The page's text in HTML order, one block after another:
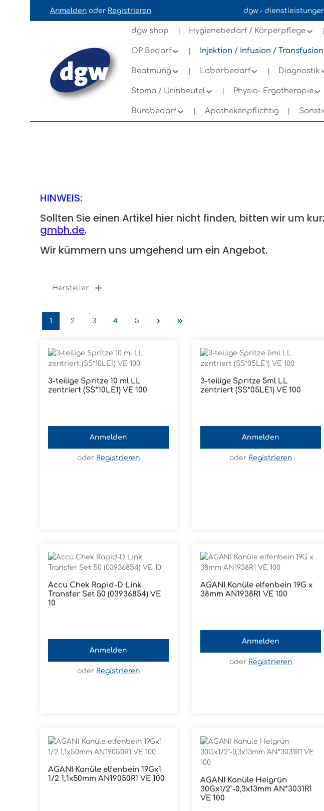
springen Zur Navigation der B2B-Plattform springen
Anmelden oder Registrieren dgw -
dgw shop Hygienebedarf / Körperpflege
OP Bedarf Injektion / Infusion / Transfusion
Beatmung Laborbedarf Diagnostik
Stoma / Urinbeutel Physio- Ergotherapie
Bürobedarf Apothekenpflichtig
HINWEIS:
Sollten Sie einen Artikel hier nicht finden, bitten wir um
gmbh.de.
Wir kümmern uns umgehend um ein Angebot.
Hersteller
Seite
1
Seite
2
Seite
3
Seite
4
Seite
5
3-teilige Spritze 10 ml LL
zentriert (SS*10LE1) VE 100
Anmelden
oder Registrieren
3-teilige Spritze 5ml LL
zentriert (SS*05LE1) VE 100
Anmelden
oder Registrieren
Accu Chek Rapid-D Link
Transfer Set 50 (03936854) VE
10
Anmelden
oder Registrieren
AGANI Kanüle elfenbein 19G x
38mm AN1938R1 VE 100
Anmelden
oder Registrieren
AGANI Kanüle elfenbein 19Gx1
1/2 1,1x50mm AN19050R1 VE 100
AGANI Kanüle Helgrün
30Gx1/2''-0,3x13mm AN*3031R1
VE 100